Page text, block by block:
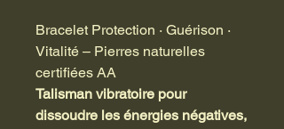
Bracelet Protection · Guérison ·
Vitalité – Pierres naturelles
certifiées AA
Talisman vibratoire pour
dissoudre les énergies négatives,